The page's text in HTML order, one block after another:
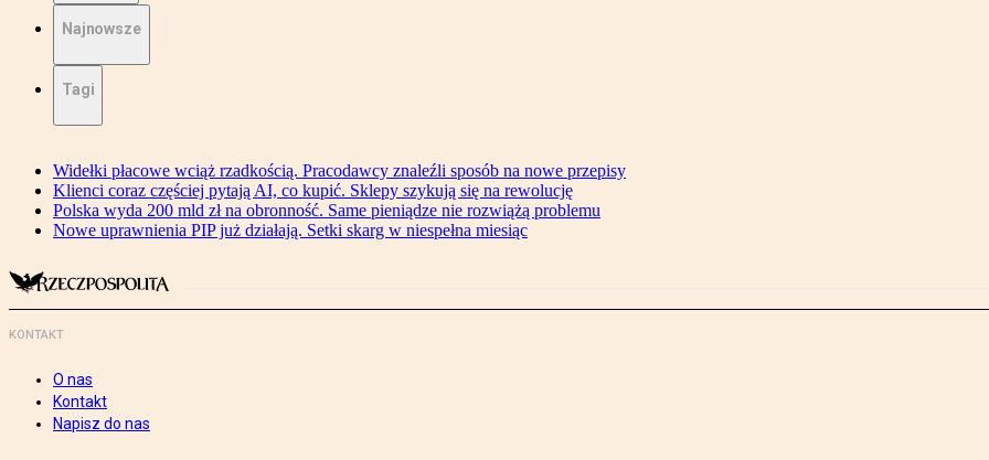
Najnowsze
Tagi
Widełki płacowe wciąż rzadkością. Pracodawcy znaleźli sposób na nowe przepisy
Klienci coraz częściej pytają AI, co kupić. Sklepy szykują się na rewolucję
Polska wyda 200 mld zł na obronność. Same pieniądze nie rozwiążą problemu
Nowe uprawnienia PIP już działają. Setki skarg w niespełna miesiąc
KONTAKT
O nas
Kontakt
Napisz do nas